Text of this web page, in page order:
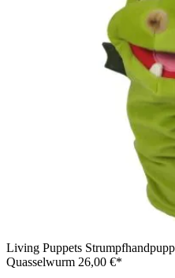
Living Puppets
Quasselwurm 26,00 €*